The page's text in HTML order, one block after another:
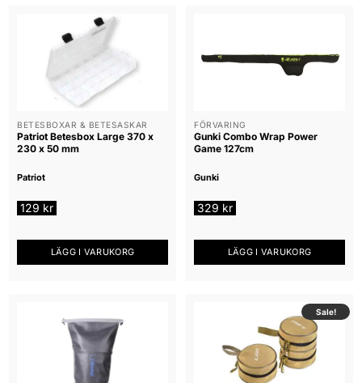
BETESBOXAR & BETESASKAR
Patriot Betesbox Large 370 x
230 x 50 mm
Patriot
129 kr
LÄGG I VARUKORG
FÖRVARING
Gunki Combo Wrap Power
Game 127cm
Gunki
329 kr
LÄGG I VARUKORG
Sale!